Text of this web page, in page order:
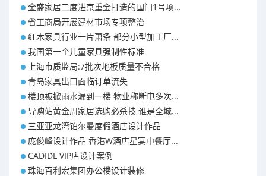
金盛家居二度进京重金打造的国门1号项...
省工商局开展建材市场专项整治
红木家具行业一片萧条 部分小型加工厂...
我国第一个儿童家具强制性标准
上海市质监局:7批次地板质量不合格
青岛家具出口面临订单流失
楼顶被掀雨水漏到一楼 物业称断电多次...
导购站黄金周家居选购必杀技 谁是全城...
三亚亚龙湾铂尔曼度假酒店设计作品
庞俊峰设计作品 香港W酒店星宴中餐厅...
CADIDL VIP店设计案例
珠海百利宏集团办公楼设计装修